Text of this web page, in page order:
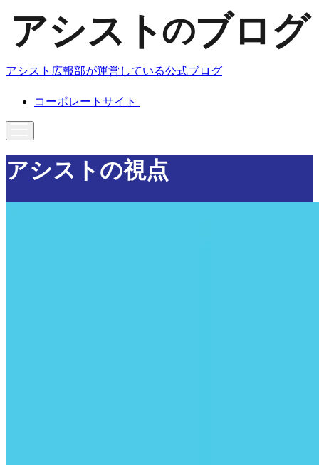
アシスト広報部が運営している公式ブログ
コーポレートサイト
アシストの視点